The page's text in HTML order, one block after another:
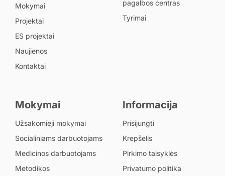
Mokymai
Projektai
ES projektai
Naujienos
Kontaktai
pagalbos centras
Tyrimai
Mokymai
Užsakomieji mokymai
Socialiniams darbuotojams
Medicinos darbuotojams
Metodikos
Informacija
Prisijungti
Krepšelis
Pirkimo taisyklės
Privatumo politika